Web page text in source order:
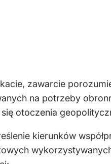
zawarcie
na potrzeby
otoczenia
kierunków